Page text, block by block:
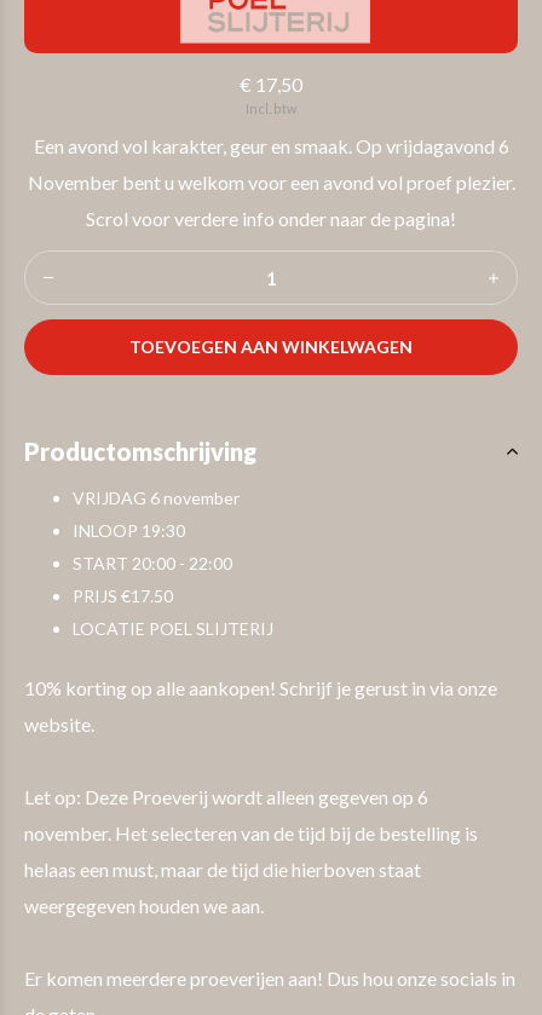
€ 17,50
Incl. btw
Een avond vol karakter, geur en smaak. Op vrijdagavond 6
November bent u welkom voor een avond vol proef plezier.
Scrol voor verdere info onder naar de pagina!
TOEVOEGEN AAN WINKELWAGEN
Productomschrijving
VRIJDAG 6 november
INLOOP 19:30
START 20:00 - 22:00
PRIJS €17.50
LOCATIE POEL SLIJTERIJ
10% korting op alle aankopen! Schrijf je gerust in via onze
website.
Let op: Deze Proeverij wordt alleen gegeven op 6
november. Het selecteren van de tijd bij de bestelling is
helaas een must, maar de tijd die hierboven staat
weergegeven houden we aan.
Er komen meerdere proeverijen aan! Dus hou onze socials in